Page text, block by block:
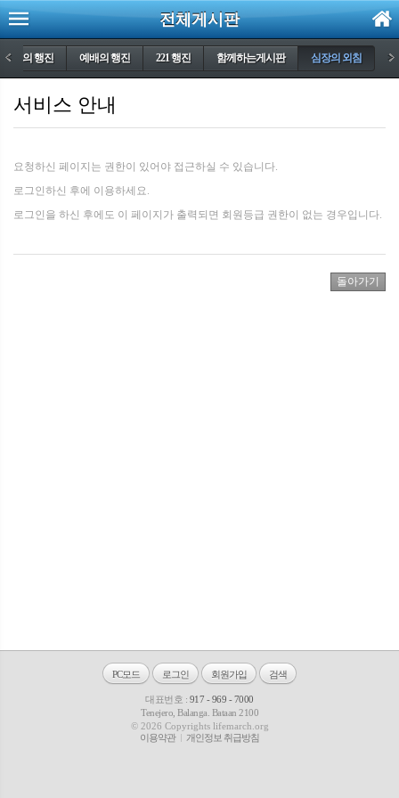
전체게시판
<
생명의 행진 예배의 행진 221 행진 함께하는게시판 심장의 외침 >
서비스 안내
요청하신 페이지는 권한이 있어야 접근하실 수 있습니다.
로그인하신 후에 이용하세요.
로그인을 하신 후에도 이 페이지가 출력되면 회원등급 권한이 없는 경우입니다.
PC모드 로그인 회원가입 검색
대표번호 : 917 - 969 - 7000
Tenejero, Balanga. Bataan 2100
© 2026 Copyrights lifemarch.org
이용약관
개인정보 취급방침